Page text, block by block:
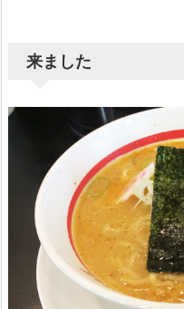
来ました